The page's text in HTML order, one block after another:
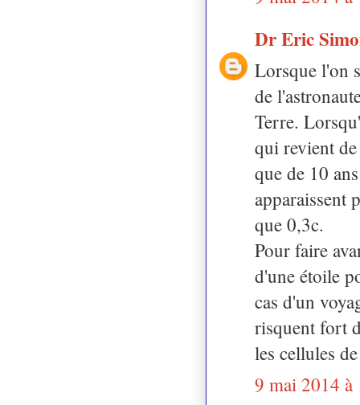
Dr Eric
Lorsque l'on
de
Terre.
qui revient
que de 10
apparaissent
que 0,3c.
Pour faire
d'une étoile
cas d'un
risquent fort
les cellules
9 mai 2014 à